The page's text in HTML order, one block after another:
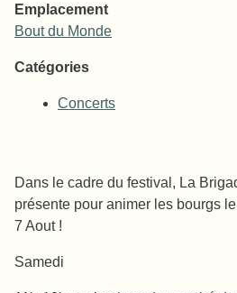
Emplacement
Bout du Monde
Catégories
Concerts
Dans le cadre du festival, La
présente pour animer les bourgs
7 Aout !
Samedi